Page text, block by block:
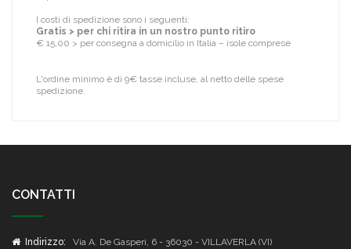
I costi di spedizione sono i seguenti:
Gratis > per chi ritira in un nostro punto ritiro
€ 15,00 > per consegna a domicilio in Italia – isole comprese
L'ordine minimo è di 9€ tasse incluse, al netto delle spese
spedizione.
CONTATTI
Indirizzo: Via A. De Gasperi, 6 - 36030 - VILLAVERLA (VI)